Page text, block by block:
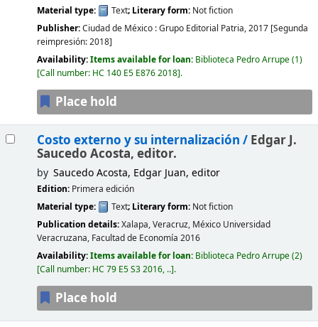
Material type:
Text; Literary form: Not fiction
Publisher:Ciudad de México :Grupo Editorial Patria,2017 [Segunda
reimpresión: 2018]
Availability:Items available for loan: Biblioteca Pedro Arrupe(1)
Call number: HC 140 E5 E876 2018 .
Place hold
Costo externo y su internalización / Edgar J.
Saucedo Acosta, editor.
by Saucedo Acosta, Edgar Juan, editor
Edition: Primera edición
Material type:
Text; Literary form: Not fiction
Publication details:Xalapa, Veracruz, México Universidad
Veracruzana, Facultad de Economía 2016
Availability:Items available for loan: Biblioteca Pedro Arrupe(2)
Call number: HC 79 E5 S3 2016, .. .
Place hold